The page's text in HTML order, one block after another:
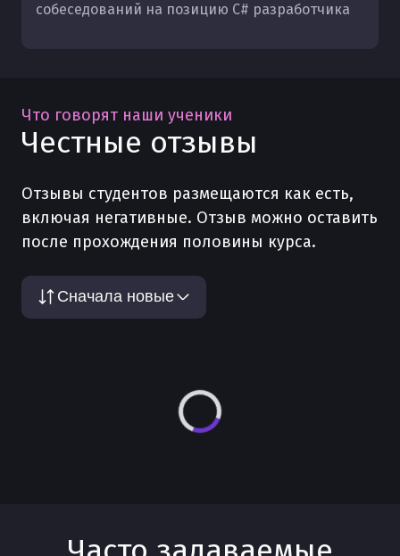
собеседований на позицию C# разработчика
Что говорят наши ученики
Честные отзывы
Отзывы студентов размещаются как есть,
включая негативные. Отзыв можно оставить
после прохождения половины курса.
Сначала новые